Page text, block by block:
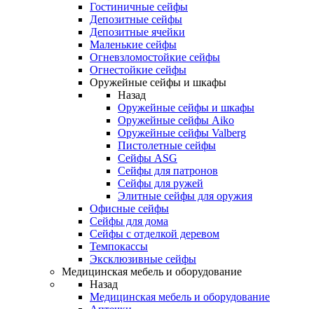
Гостиничные сейфы
Депозитные сейфы
Депозитные ячейки
Маленькие сейфы
Огневзломостойкие сейфы
Огнестойкие сейфы
Оружейные сейфы и шкафы
Назад
Оружейные сейфы и шкафы
Оружейные сейфы Aiko
Оружейные сейфы Valberg
Пистолетные сейфы
Сейфы ASG
Сейфы для патронов
Сейфы для ружей
Элитные сейфы для оружия
Офисные сейфы
Сейфы для дома
Сейфы с отделкой деревом
Темпокассы
Эксклюзивные сейфы
Медицинская мебель и оборудование
Назад
Медицинская мебель и оборудование